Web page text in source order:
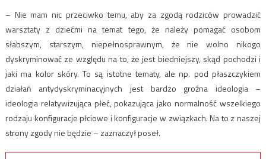
– Nie mam nic przeciwko temu, aby za zgodą rodziców prowadzić
warsztaty z dziećmi na temat tego, że należy pomagać osobom
słabszym, starszym, niepełnosprawnym, że nie wolno nikogo
dyskryminować ze względu na to, że jest biedniejszy, skąd pochodzi i
jaki ma kolor skóry. To są istotne tematy, ale np. pod płaszczykiem
działań antydyskryminacyjnych jest bardzo groźna ideologia –
ideologia relatywizująca płeć, pokazująca jako normalność wszelkiego
rodzaju konfiguracje płciowe i konfiguracje w związkach. Na to z naszej
strony zgody nie będzie – zaznaczył poseł.